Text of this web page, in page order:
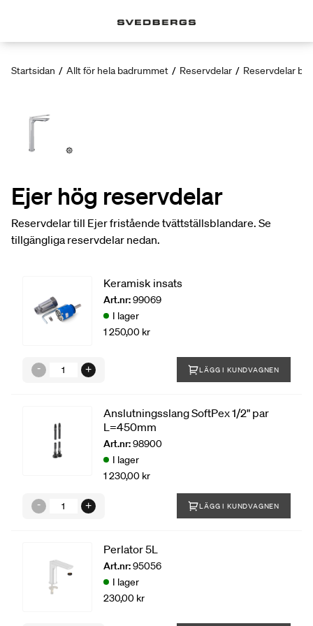
Startsidan / Allt för hela badrummet / Reservdelar / Reservdelar
Ejer hög reservdelar
Reservdelar till Ejer fristående tvättställsblandare. Se
tillgängliga reservdelar nedan.
Keramisk insats
Art.nr:99069
I lager
1 250,00 kr
LÄGG I KUNDVAGNEN
Anslutningsslang SoftPex 1/2" par
L=450mm
Art.nr:98900
I lager
1 230,00 kr
LÄGG I KUNDVAGNEN
Perlator 5L
Art.nr:95056
I lager
230,00 kr